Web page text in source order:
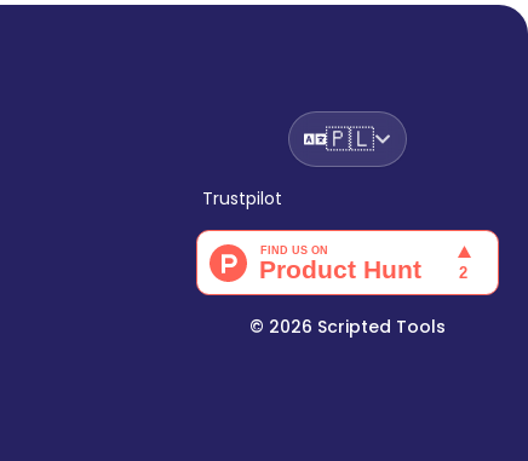
🇵🇱
Trustpilot
© 2026 Scripted Tools